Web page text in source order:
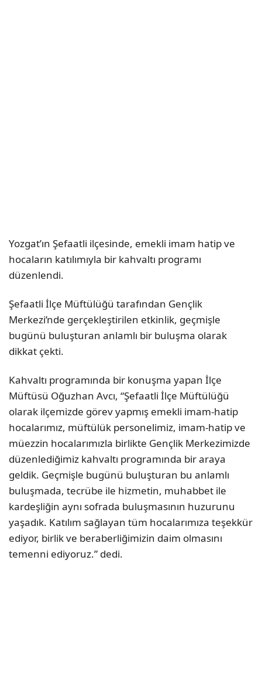
Yozgat’ın Şefaatli ilçesinde, emekli imam hatip ve
hocaların katılımıyla bir kahvaltı programı
düzenlendi.
Şefaatli İlçe Müftülüğü tarafından Gençlik
Merkezi’nde gerçekleştirilen etkinlik, geçmişle
bugünü buluşturan anlamlı bir buluşma olarak
dikkat çekti.
Kahvaltı programında bir konuşma yapan İlçe
Müftüsü Oğuzhan Avcı, “Şefaatli İlçe Müftülüğü
olarak ilçemizde görev yapmış emekli imam-hatip
hocalarımız, müftülük personelimiz, imam-hatip ve
müezzin hocalarımızla birlikte Gençlik Merkezimizde
düzenlediğimiz kahvaltı programında bir araya
geldik. Geçmişle bugünü buluşturan bu anlamlı
buluşmada, tecrübe ile hizmetin, muhabbet ile
kardeşliğin aynı sofrada buluşmasının huzurunu
yaşadık. Katılım sağlayan tüm hocalarımıza teşekkür
ediyor, birlik ve beraberliğimizin daim olmasını
temenni ediyoruz.” dedi.